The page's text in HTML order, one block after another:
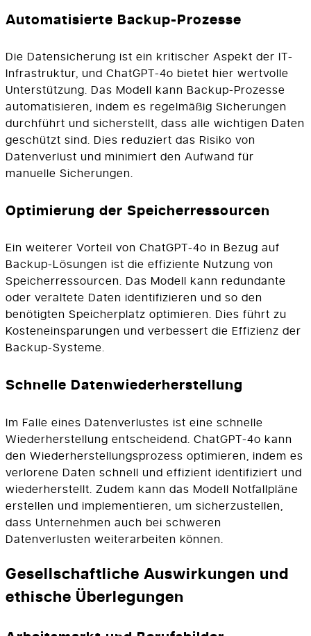
Automatisierte Backup-Prozesse
Die Datensicherung ist ein kritischer Aspekt der IT-
Infrastruktur, und ChatGPT-4o bietet hier wertvolle
Unterstützung. Das Modell kann Backup-Prozesse
automatisieren, indem es regelmäßig Sicherungen
durchführt und sicherstellt, dass alle wichtigen Daten
geschützt sind. Dies reduziert das Risiko von
Datenverlust und minimiert den Aufwand für
manuelle Sicherungen.
Optimierung der Speicherressourcen
Ein weiterer Vorteil von ChatGPT-4o in Bezug auf
Backup-Lösungen ist die effiziente Nutzung von
Speicherressourcen. Das Modell kann redundante
oder veraltete Daten identifizieren und so den
benötigten Speicherplatz optimieren. Dies führt zu
Kosteneinsparungen und verbessert die Effizienz der
Backup-Systeme.
Schnelle Datenwiederherstellung
Im Falle eines Datenverlustes ist eine schnelle
Wiederherstellung entscheidend. ChatGPT-4o kann
den Wiederherstellungsprozess optimieren, indem es
verlorene Daten schnell und effizient identifiziert und
wiederherstellt. Zudem kann das Modell Notfallpläne
erstellen und implementieren, um sicherzustellen,
dass Unternehmen auch bei schweren
Datenverlusten weiterarbeiten können.
Gesellschaftliche Auswirkungen und
ethische Überlegungen